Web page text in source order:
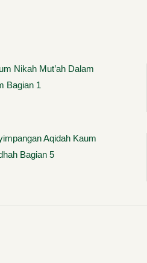
Nikah Mut’ah Dalam
Bagian 1
Aqidah Kaum
Bagian 5